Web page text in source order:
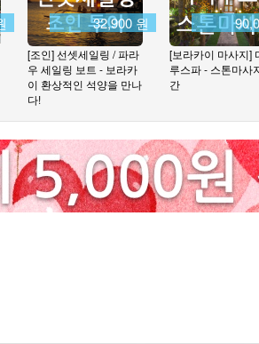
32,900 원
[조인] 선셋세일링 / 파라
우 세일링 보트 - 보라카
이 환상적인 석양을 만나
다!
[보라카이 마사지]
루스파 - 스톤마사
간